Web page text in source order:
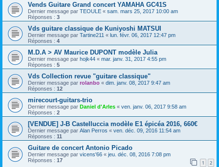
Vends Guitare Grand concert YAMAHA GC41S
Dernier message par TEOULE « sam. mars 25, 2017 10:00 am
Réponses : 3
Vds guitare classique de Kuniyoshi MATSUI
Dernier message par Tartine211 « lun. févr. 06, 2017 12:47 pm
Réponses : 4
M.D.A > AV Maurice DUPONT modèle Julia
Dernier message par hojk44 « mar. janv. 31, 2017 4:55 pm
Réponses : 5
Vds Collection revue "guitare classique"
Dernier message par rolanbo « dim. janv. 08, 2017 9:47 am
Réponses : 12
mirecourt-guitars-trio
Dernier message par Daniel d'Arles « ven. janv. 06, 2017 9:58 am
Réponses : 2
[VENDUE] J-B Castelluccia modèle E1 épicéa 2016, 660€
Dernier message par Alan Perros « ven. déc. 09, 2016 11:54 am
Réponses : 11
Guitare de concert Antonio Picado
Dernier message par vicens'66 « jeu. déc. 08, 2016 7:08 pm
Réponses : 17 1 2